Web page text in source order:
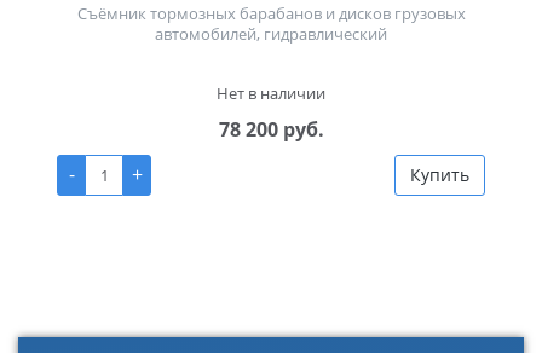
Съёмник тормозных барабанов и дисков грузовых
автомобилей, гидравлический
Нет в наличии
78 200 руб.
-
+ Купить